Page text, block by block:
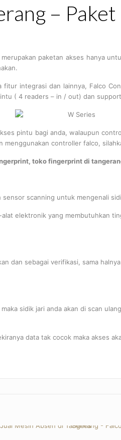
–
paketan akses hanya
integrasi dan lainnya, Falco
( 4 readers – in / out) dan
pintu bagi anda, walaupun
controller falco,
toko fingerprint di
scanning untuk mengenali
elektronik yang membutuhkan
dan sebagai verifikasi, sama
sidik jari anda akan di scan
data tak cocok maka akses